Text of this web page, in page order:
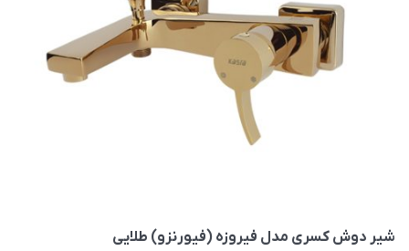
شیر دوش کسری مدل فیروزه (فیورنزو) طلایی